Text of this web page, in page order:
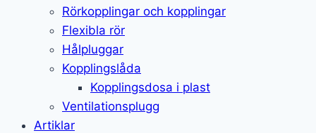
Rörkopplingar och kopplingar
Flexibla rör
Hålpluggar
Kopplingslåda
Kopplingsdosa i plast
Ventilationsplugg
Artiklar